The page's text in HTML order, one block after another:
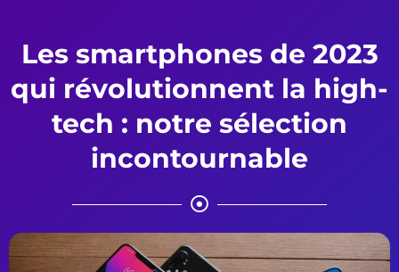
Les smartphones de 2023
qui révolutionnent la high-
tech : notre sélection
incontournable